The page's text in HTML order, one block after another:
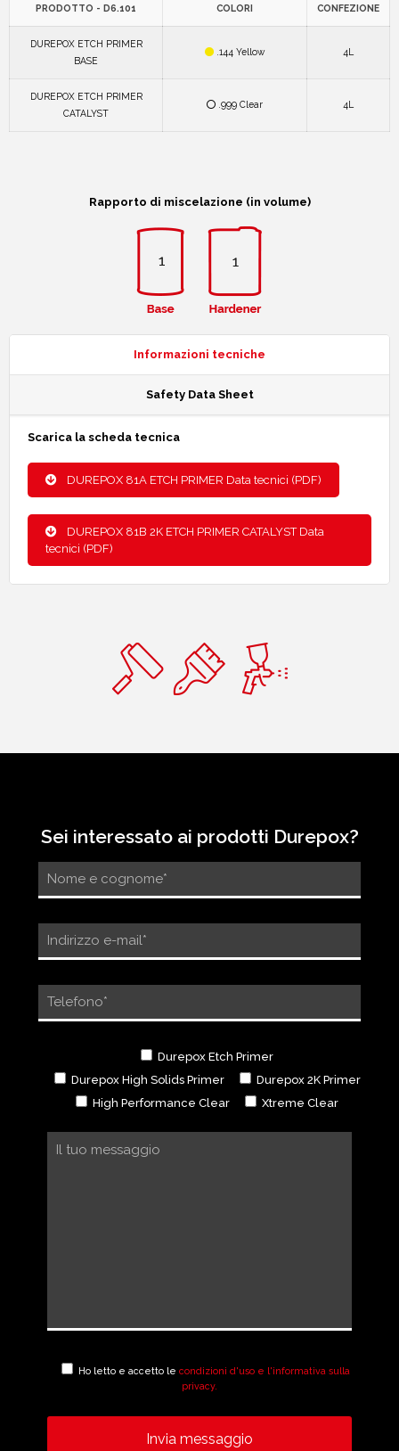
PRODOTTO - D6.101 COLORI CONFEZIONE
DUREPOX ETCH PRIMER
BASE
.144 Yellow 4L
DUREPOX ETCH PRIMER
CATALYST
.999 Clear 4L
Rapporto di miscelazione (in volume)
Informazioni tecniche
Safety Data Sheet
Scarica la scheda tecnica
DUREPOX 81A ETCH PRIMER Data tecnici (PDF)
DUREPOX 81B 2K ETCH PRIMER CATALYST Data
tecnici (PDF)
Sei interessato ai prodotti Durepox?
Durepox Etch Primer
Durepox High Solids Primer
Durepox 2K Primer
High Performance Clear
Xtreme Clear
Ho letto e accetto lecondizioni d'uso e l'informativa sulla
privacy.